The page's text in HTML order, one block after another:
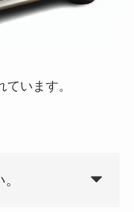
います。